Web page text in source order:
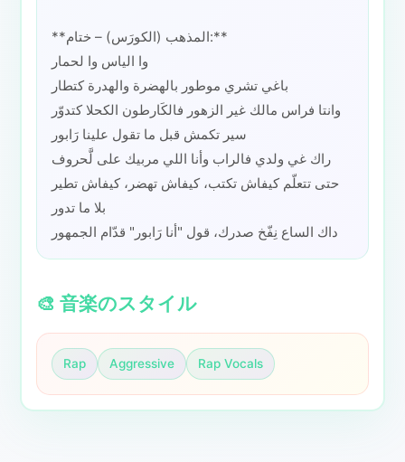
**المذهب (الكورَس) – ختام:**
وا الياس وا لحمار
باغي تشري موطور بالهضرة والهدرة كتطار
وانتا فراس مالك غير الزهور فالكَارطون الكحلا كتدوّر
سير تكمش قبل ما تقول علينا رَابور
راك غي ولدي فالراب وأنا اللي مربيك على لَّحروف
حتى تتعلّم كيفاش تكتب، كيفاش تهضر، كيفاش تطير
بلا ما تدور
داك الساع نِفّخ صدرك، قول "أنا رَابور" قدّام الجمهور
🎨 音楽のスタイル
Rap Aggressive Rap Vocals